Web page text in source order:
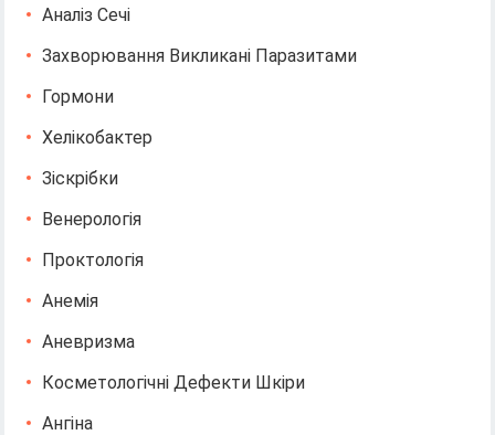
Аналіз Сечі
Захворювання Викликані Паразитами
Гормони
Хелікобактер
Зіскрібки
Венерологія
Проктологія
Анемія
Аневризма
Косметологічні Дефекти Шкіри
Ангіна